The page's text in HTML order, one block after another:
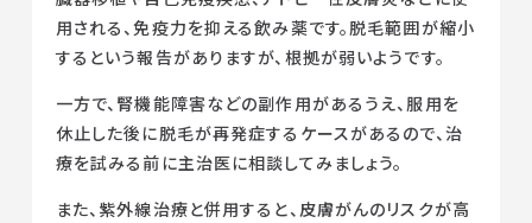
用される、免疫力を抑える飲み薬です。脱毛範囲が縮小
するという報告がありますが、根拠が弱いようです。
一方で、腎機能障害などの副作用があるうえ、服用を
休止した後に脱毛が再発症するケースがあるので、治
療を試みる前に主治医に相談してみましょう。
また、紫外線治療と併用すると、皮膚がんのリスクが高